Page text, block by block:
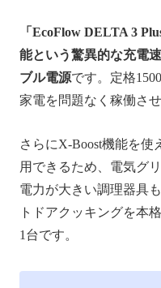
「EcoFlow DELTA 3
能という驚異的な充電
ブル電源です。定格
家電を問題なく稼働さ
さらにX-Boost機能を使
用できるため、電気グ
電力が大きい調理器具
トドアクッキングを本
1台です。